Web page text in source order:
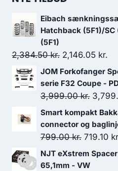
Eibach
Hatchback (5F1)/
(5F1)
2,384.50kr. Den
oprindelige
pris
var:
2,384.50 kr..
2,146.05 kr.
er:
JOM Forkofanger
serie F32 Coupe -
3,999.00kr. Den
pris
var:
Smart kompakt
connector og
799.00kr. Den
pris
719.10
NJT eXstrem
65,1mm - VW